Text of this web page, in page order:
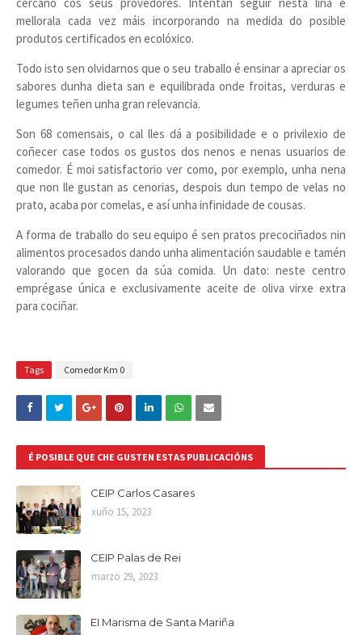
mellorala cada vez máis incorporando na medida do posible
produtos certificados en ecolóxico.
Todo isto sen olvidarnos que o seu traballo é ensinar a apreciar os
sabores dunha dieta san e equilibrada onde froitas, verduras e
legumes teñen unha gran relevancia.
Son 68 comensais, o cal lles dá a posibilidade e o privilexio de
coñecer case todos os gustos dos nenos e nenas usuarios de
comedor. É moi satisfactorio ver como, por exemplo, unha nena
que non lle gustan as cenorias, despois dun tempo de velas no
prato, acaba por comelas, e así unha infinidade de cousas.
A forma de traballo do seu equipo é sen pratos precociñados nin
alimentos procesados dando unha alimentación saudable e tamén
valorando que gocen da súa comida. Un dato: neste centro
emprégase única e exclusivamente aceite de oliva virxe extra
para cociñar.
Tags Comedor Km 0
É POSIBLE QUE CHE GUSTEN ESTAS PUBLICACIÓNS
CEIP Carlos Casares
xuño 15, 2023
CEIP Palas de Rei
marzo 29, 2023
EI Marisma de Santa Mariña